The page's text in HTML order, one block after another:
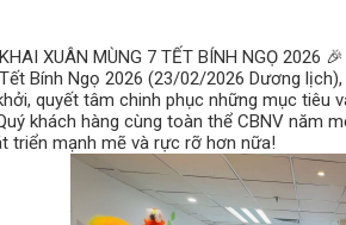
XUÂN MÙNG 7 TẾT BÍNH NGỌ 2026 🎉
Bính Ngọ 2026 (23/02/2026 Dương
quyết tâm chinh phục những mục tiêu
khách hàng cùng toàn thể CBNV năm
triển mạnh mẽ và rực rỡ hơn nữa!